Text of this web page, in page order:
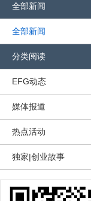
全部新闻
全部新闻
分类阅读
EFG动态
媒体报道
热点活动
独家|创业故事